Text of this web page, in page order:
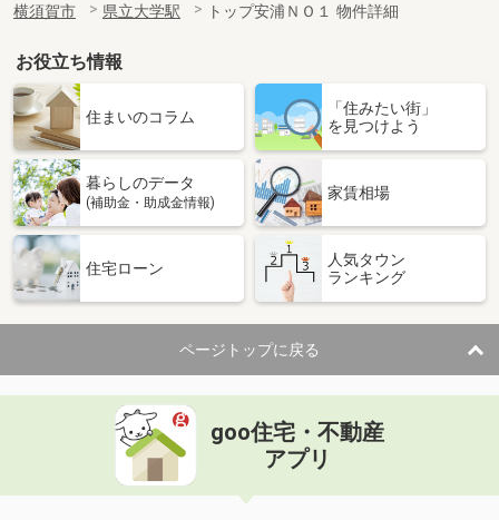
横須賀市
県立大学駅 トップ安浦ＮＯ１ 物件詳細
お役立ち情報
住まいのコラム
「住みたい街」
を見つけよう
暮らしのデータ
(補助金・助成金情報)
家賃相場
住宅ローン
人気タウン
ランキング
ページトップに戻る
goo住宅・不動産
アプリ